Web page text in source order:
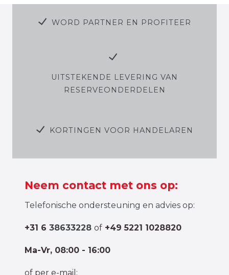
WORD PARTNER EN PROFITEER
UITSTEKENDE LEVERING VAN
RESERVEONDERDELEN
KORTINGEN VOOR HANDELAREN
Neem contact met ons op:
Telefonische ondersteuning en advies op:
+31 6 38633228 of +49 5221 1028820
Ma-Vr, 08:00 - 16:00
of per e-mail: